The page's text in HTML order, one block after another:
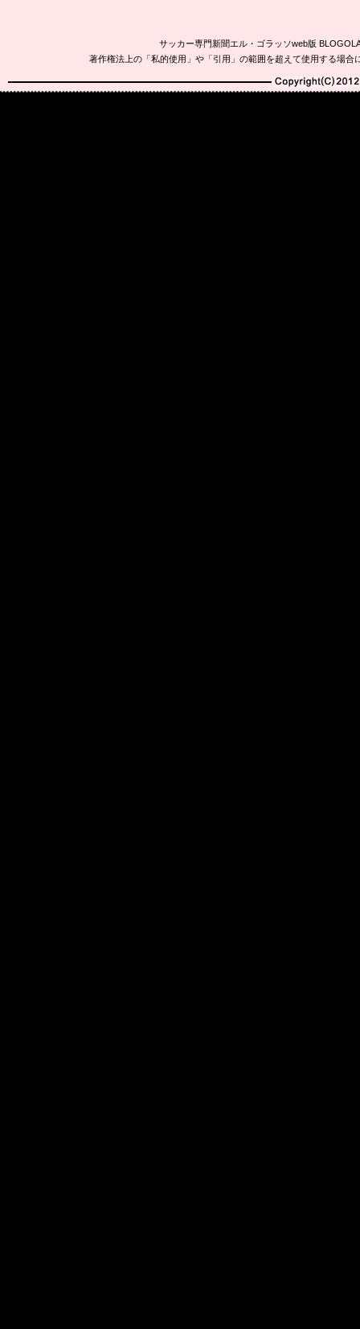
サッカー専門新聞エル・ゴラッソweb版
著作権法上の「私的使用」や「引用」の範囲を超えて使用する場
Copyright(C)2010-